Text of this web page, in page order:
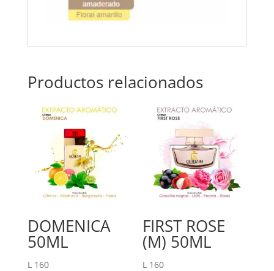
Productos relacionados
DOMENICA
50ML
L 160
FIRST ROSE
(M) 50ML
L 160